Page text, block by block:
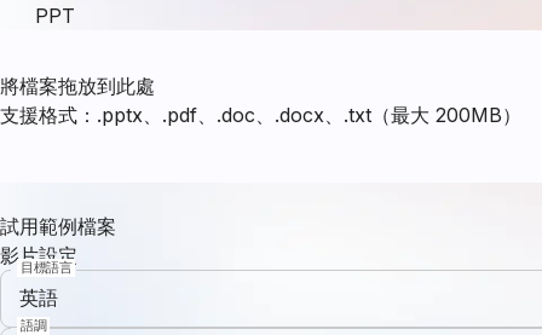
PPT
將檔案拖放到此處
支援格式：.pptx、.pdf、.doc、.docx、.txt（最大 200MB）
試用範例檔案
影片設定
目標語言
英語
語調